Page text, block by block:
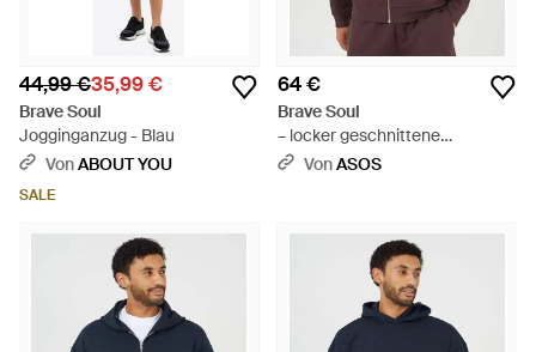
44,99 €35,99 €
Brave Soul
Jogginganzug - Blau
VonABOUT YOU
SALE
64 €
Brave Soul
– locker geschnittene
kapuzenjacke - Braun
VonASOS